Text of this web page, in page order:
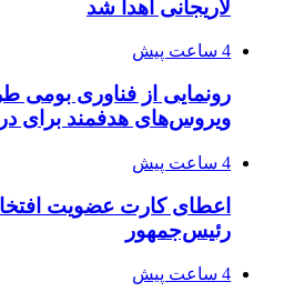
لاریجانی اهدا شد
4 ساعت پیش
رونمایی از فناوری بومی
ویروس‌های هدفمند برای
4 ساعت پیش
اعطای کارت عضویت
رئیس‌جمهور
4 ساعت پیش